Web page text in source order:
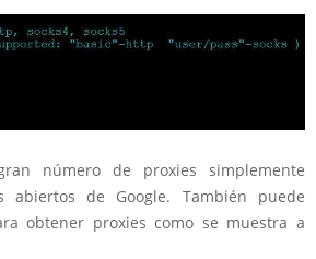
número de proxies simplemente
abiertos de Google. También puede
obtener proxies como se muestra a